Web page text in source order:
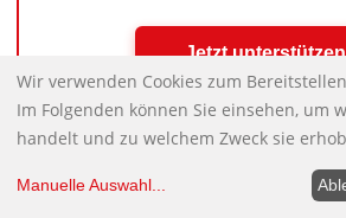
Jetzt unterstützen
Meinungsmache
für politische Entscheidungen als
Wir verwenden Cookies zum
Im Folgenden können Sie einsehen, um
handelt und zu welchem Zweck sie
Manuelle Auswahl...